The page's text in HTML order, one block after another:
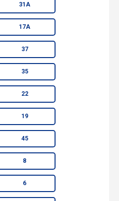
31А
17А
37
35
22
19
45
8
6